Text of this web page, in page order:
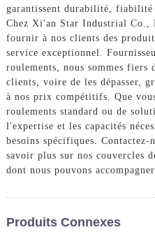
garantissent durabilité, fiabilité
Chez Xi'an Star Industrial Co.,
fournir à nos clients des
service exceptionnel.
roulements, nous sommes fiers
clients, voire de les dépasser,
à nos prix compétitifs. Que
roulements standard ou de
l'expertise et les capacités
besoins spécifiques.
savoir plus sur nos couvercles
dont nous pouvons
Produits Connexes